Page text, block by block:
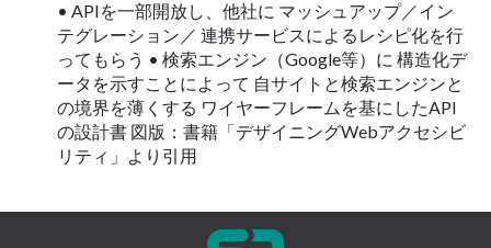
• APIを一部開放し、他社に マッシュアップ／イン
テグレーション／ 連携サービスによるレシピ化を行
ってもらう • 検索エンジン（Google等）に 構造化デ
ータを示すことによって 自サイトと検索エンジンと
の境界を薄くする ワイヤーフレームを基にしたAPI
の設計書 図版：書籍「デザイニングWebアクセシビ
リティ」より引用